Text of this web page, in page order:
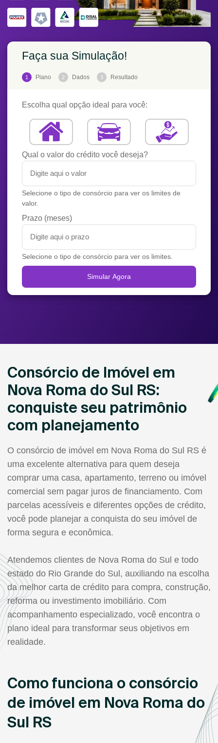
Faça sua Simulação!
1 Plano 2 Dados 3 Resultado
Escolha qual opção ideal para você:
Qual o valor do crédito você deseja?
Selecione o tipo de consórcio para ver os limites de
valor.
Prazo (meses)
Selecione o tipo de consórcio para ver os limites.
Simular Agora
Consórcio de Imóvel em
Nova Roma do Sul RS:
conquiste seu patrimônio
com planejamento
O consórcio de imóvel em Nova Roma do Sul RS é
uma excelente alternativa para quem deseja
comprar uma casa, apartamento, terreno ou imóvel
comercial sem pagar juros de financiamento. Com
parcelas acessíveis e diferentes opções de crédito,
você pode planejar a conquista do seu imóvel de
forma segura e econômica.
Atendemos clientes de Nova Roma do Sul e todo
estado do Rio Grande do Sul, auxiliando na escolha
da melhor carta de crédito para compra, construção,
reforma ou investimento imobiliário. Com
acompanhamento especializado, você encontra o
plano ideal para transformar seus objetivos em
realidade.
Como funciona o consórcio
de imóvel em Nova Roma do
Sul RS